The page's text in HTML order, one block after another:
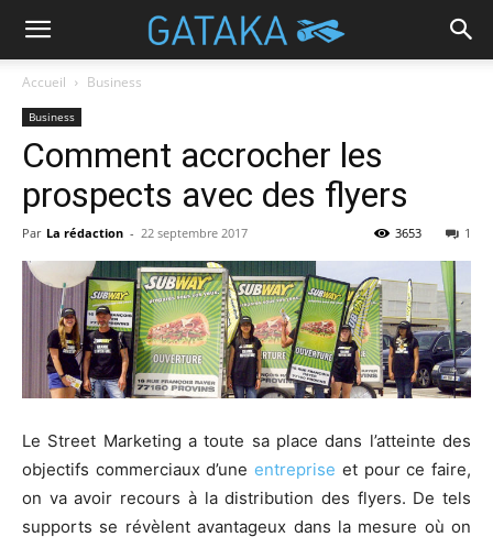
Accueil Business
Business
Comment accrocher les
prospects avec des flyers
Par La rédaction - 22 septembre 2017 1
3653
Le Street Marketing a toute sa place dans l’atteinte des
objectifs commerciaux d’uneentreprise et pour ce faire,
on va avoir recours à la distribution des flyers. De tels
supports se révèlent avantageux dans la mesure où on